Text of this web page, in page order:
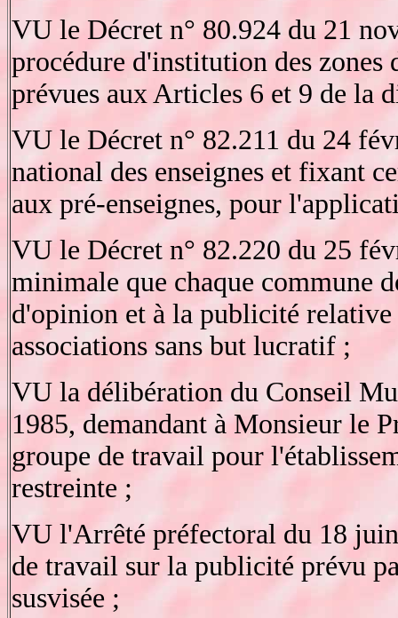
VU le Décret n° 80.924 du 21
procédure d'institution des zones
prévues aux Articles 6 et 9 de la
VU le Décret n° 82.211 du 24
national des enseignes et fixant
aux pré-enseignes, pour
VU le Décret n° 82.220 du 25
minimale que chaque commune
d'opinion et à la publicité relative
associations sans but lucratif ;
VU la délibération du Conseil
1985, demandant à Monsieur le
groupe de travail pour
restreinte ;
VU l'Arrêté préfectoral du 18
de travail sur la publicité prévu
susvisée ;